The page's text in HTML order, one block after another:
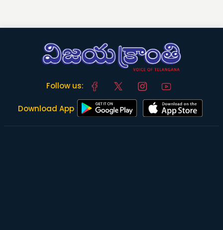
Follow us:
Download App